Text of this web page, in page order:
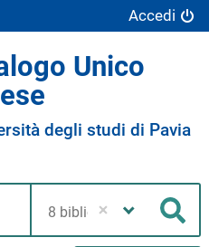
Accedi
Unico
degli studi di Pavia